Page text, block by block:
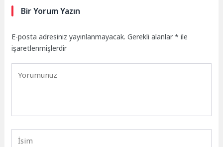
Bir Yorum Yazın
E-posta adresiniz yayınlanmayacak. Gerekli alanlar* ile
işaretlenmişlerdir